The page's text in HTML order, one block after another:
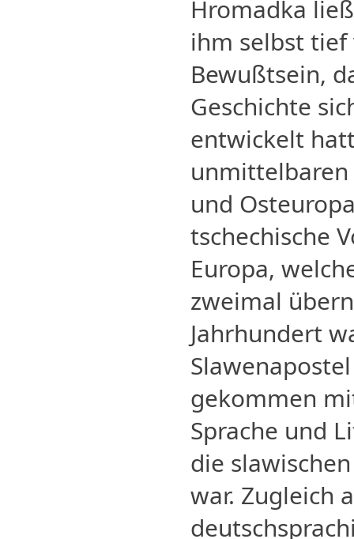
Hromadka
ihm selbst
Bewußtsein,
Geschichte
entwickelt
und
tschechische
Europa,
zweimal
Jahrhundert
gekommen
Sprache und
die
war. Zugleich